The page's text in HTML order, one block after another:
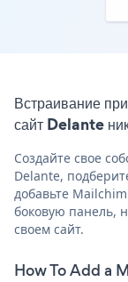
Встраивание
сайт Delante
Создайте свое
Delante,
добавьте
боковую панель,
своем сайт.
How To Add a